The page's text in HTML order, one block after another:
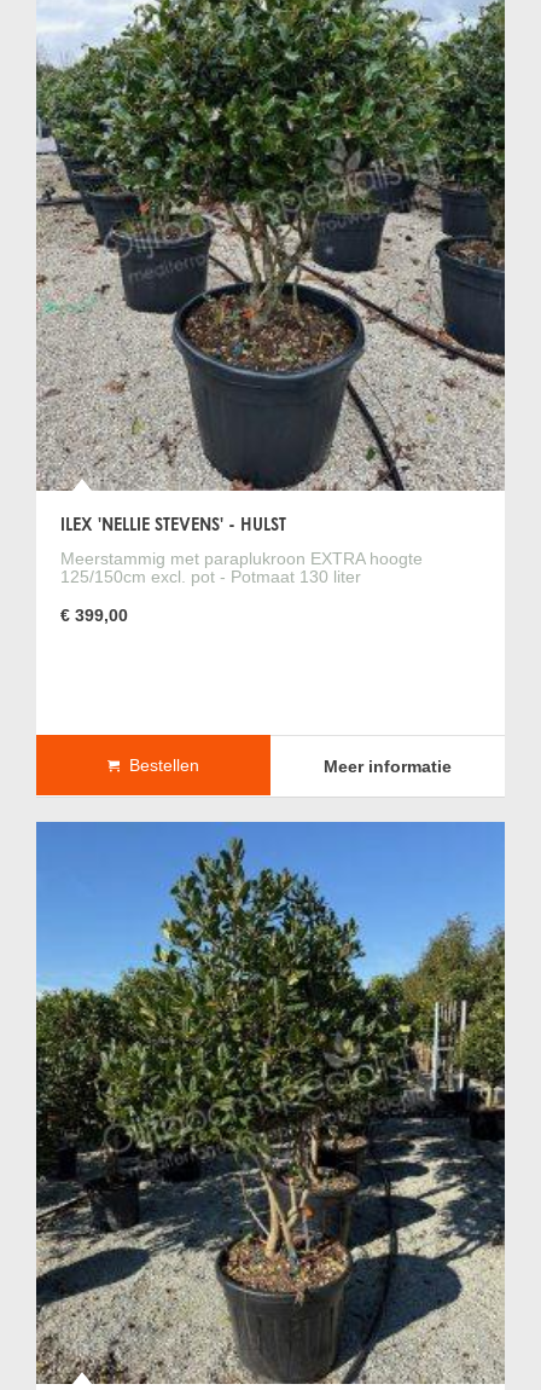
ILEX 'NELLIE STEVENS' - HULST
Meerstammig met paraplukroon EXTRA hoogte
125/150cm excl. pot - Potmaat 130 liter
€ 399,00
Bestellen Meer informatie